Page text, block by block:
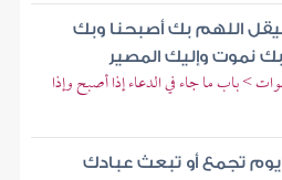
اللهم بك أصبحنا وبك
نموت وإليك المصير
> باب ما جاء في الدعاء إذا أصبح وإذا
تجمع أو تبعث عبادك